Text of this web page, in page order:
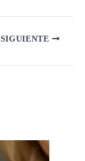
SIGUIENTE